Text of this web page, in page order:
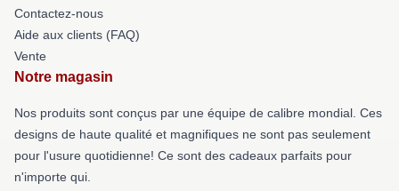
Contactez-nous
Aide aux clients (FAQ)
Vente
Notre magasin
Nos produits sont conçus par une équipe de calibre mondial. Ces
designs de haute qualité et magnifiques ne sont pas seulement
pour l'usure quotidienne! Ce sont des cadeaux parfaits pour
n'importe qui.